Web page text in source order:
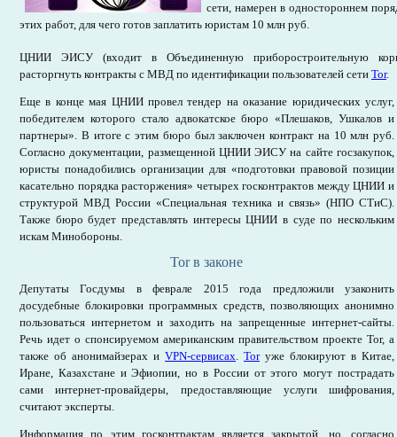
сети, намерен в одностороннем
этих работ, для чего готов заплатить юристам 10 млн руб.
ЦНИИ ЭИСУ (входит в Объединенную приборостроительную
расторгнуть контракты с МВД по идентификации пользователей сети Tor.
Еще в конце мая ЦНИИ провел тендер на оказание юридических услуг,
победителем которого стало адвокатское бюро «Плешаков, Ушкалов и
партнеры». В итоге с этим бюро был заключен контракт на 10 млн руб.
Согласно документации, размещенной ЦНИИ ЭИСУ на сайте госзакупок,
юристы понадобились организации для «подготовки правовой позиции
касательно порядка расторжения» четырех госконтрактов между ЦНИИ и
структурой МВД России «Специальная техника и связь» (НПО СТиС).
Также бюро будет представлять интересы ЦНИИ в суде по нескольким
искам Минобороны.
Tor в законе
Депутаты Госдумы в феврале 2015 года предложили узаконить
досудебные блокировки программных средств, позволяющих анонимно
пользоваться интернетом и заходить на запрещенные интернет-сайты.
Речь идет о спонсируемом американским правительством проекте Tor, а
также об анонимайзерах и VPN-сервисах. Torуже блокируют в Китае,
Иране, Казахстане и Эфиопии, но в России от этого могут пострадать
сами интернет-провайдеры, предоставляющие услуги шифрования,
считают эксперты.
Информация по этим госконтрактам является закрытой, но, согласно